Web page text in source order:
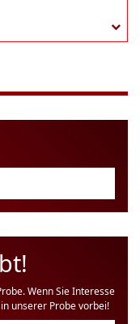
Wenn Sie Interesse
unserer Probe vorbei!